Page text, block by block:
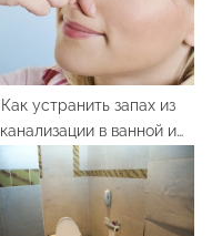
Как устранить запах из
канализации в ванной и
туалете?